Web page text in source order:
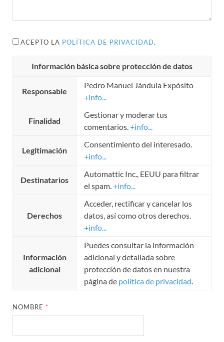
ACEPTO LA POLÍTICA DE PRIVACIDAD.
Información básica sobre protección de datos
Responsable
Pedro Manuel Jándula Expósito
+info...
Finalidad
Gestionar y moderar tus
comentarios. +info...
Legitimación
Consentimiento del interesado.
+info...
Destinatarios
Automattic Inc., EEUU para filtrar
el spam. +info...
Derechos
Acceder, rectificar y cancelar los
datos, así como otros derechos.
+info...
Información
adicional
Puedes consultar la información
adicional y detallada sobre
protección de datos en nuestra
página de política de privacidad
NOMBRE *